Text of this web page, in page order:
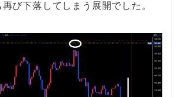
び下落してしまう展開でした。